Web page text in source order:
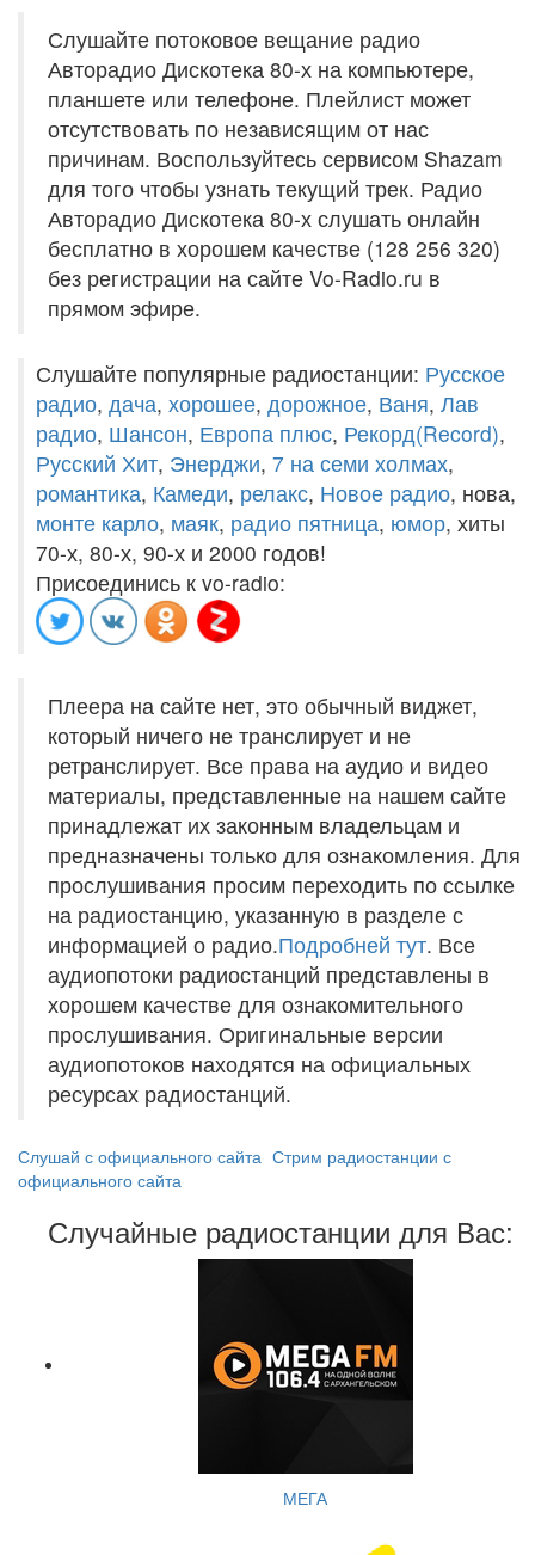
Слушайте потоковое вещание радио
Авторадио Дискотека 80-х на компьютере,
планшете или телефоне. Плейлист может
отсутствовать по независящим от нас
причинам. Воспользуйтесь сервисом Shazam
для того чтобы узнать текущий трек. Радио
Авторадио Дискотека 80-х слушать онлайн
бесплатно в хорошем качестве (128 256 320)
без регистрации на сайте Vo-Radio.ru в
прямом эфире.
Слушайте популярные радиостанции: Русское
радио, дача, хорошее, дорожное, Ваня, Лав
радио, Шансон, Европа плюс, Рекорд(Record),
Русский Хит, Энерджи, 7 на семи холмах,
романтика, Камеди, релакс, Новое радио, нова,
монте карло, маяк, радио пятница, юмор, хиты
70-х, 80-х, 90-х и 2000 годов!
Присоединись к vo-radio:
Плеера на сайте нет, это обычный виджет,
который ничего не транслирует и не
ретранслирует. Все права на аудио и видео
материалы, представленные на нашем сайте
принадлежат их законным владельцам и
предназначены только для ознакомления. Для
прослушивания просим переходить по ссылке
на радиостанцию, указанную в разделе с
информацией о радио.Подробней тут. Все
аудиопотоки радиостанций представлены в
хорошем качестве для ознакомительного
прослушивания. Оригинальные версии
аудиопотоков находятся на официальных
ресурсах радиостанций.
Слушай с официального сайта Стрим радиостанции с
официального сайта
Случайные радиостанции для Вас:
МЕГА